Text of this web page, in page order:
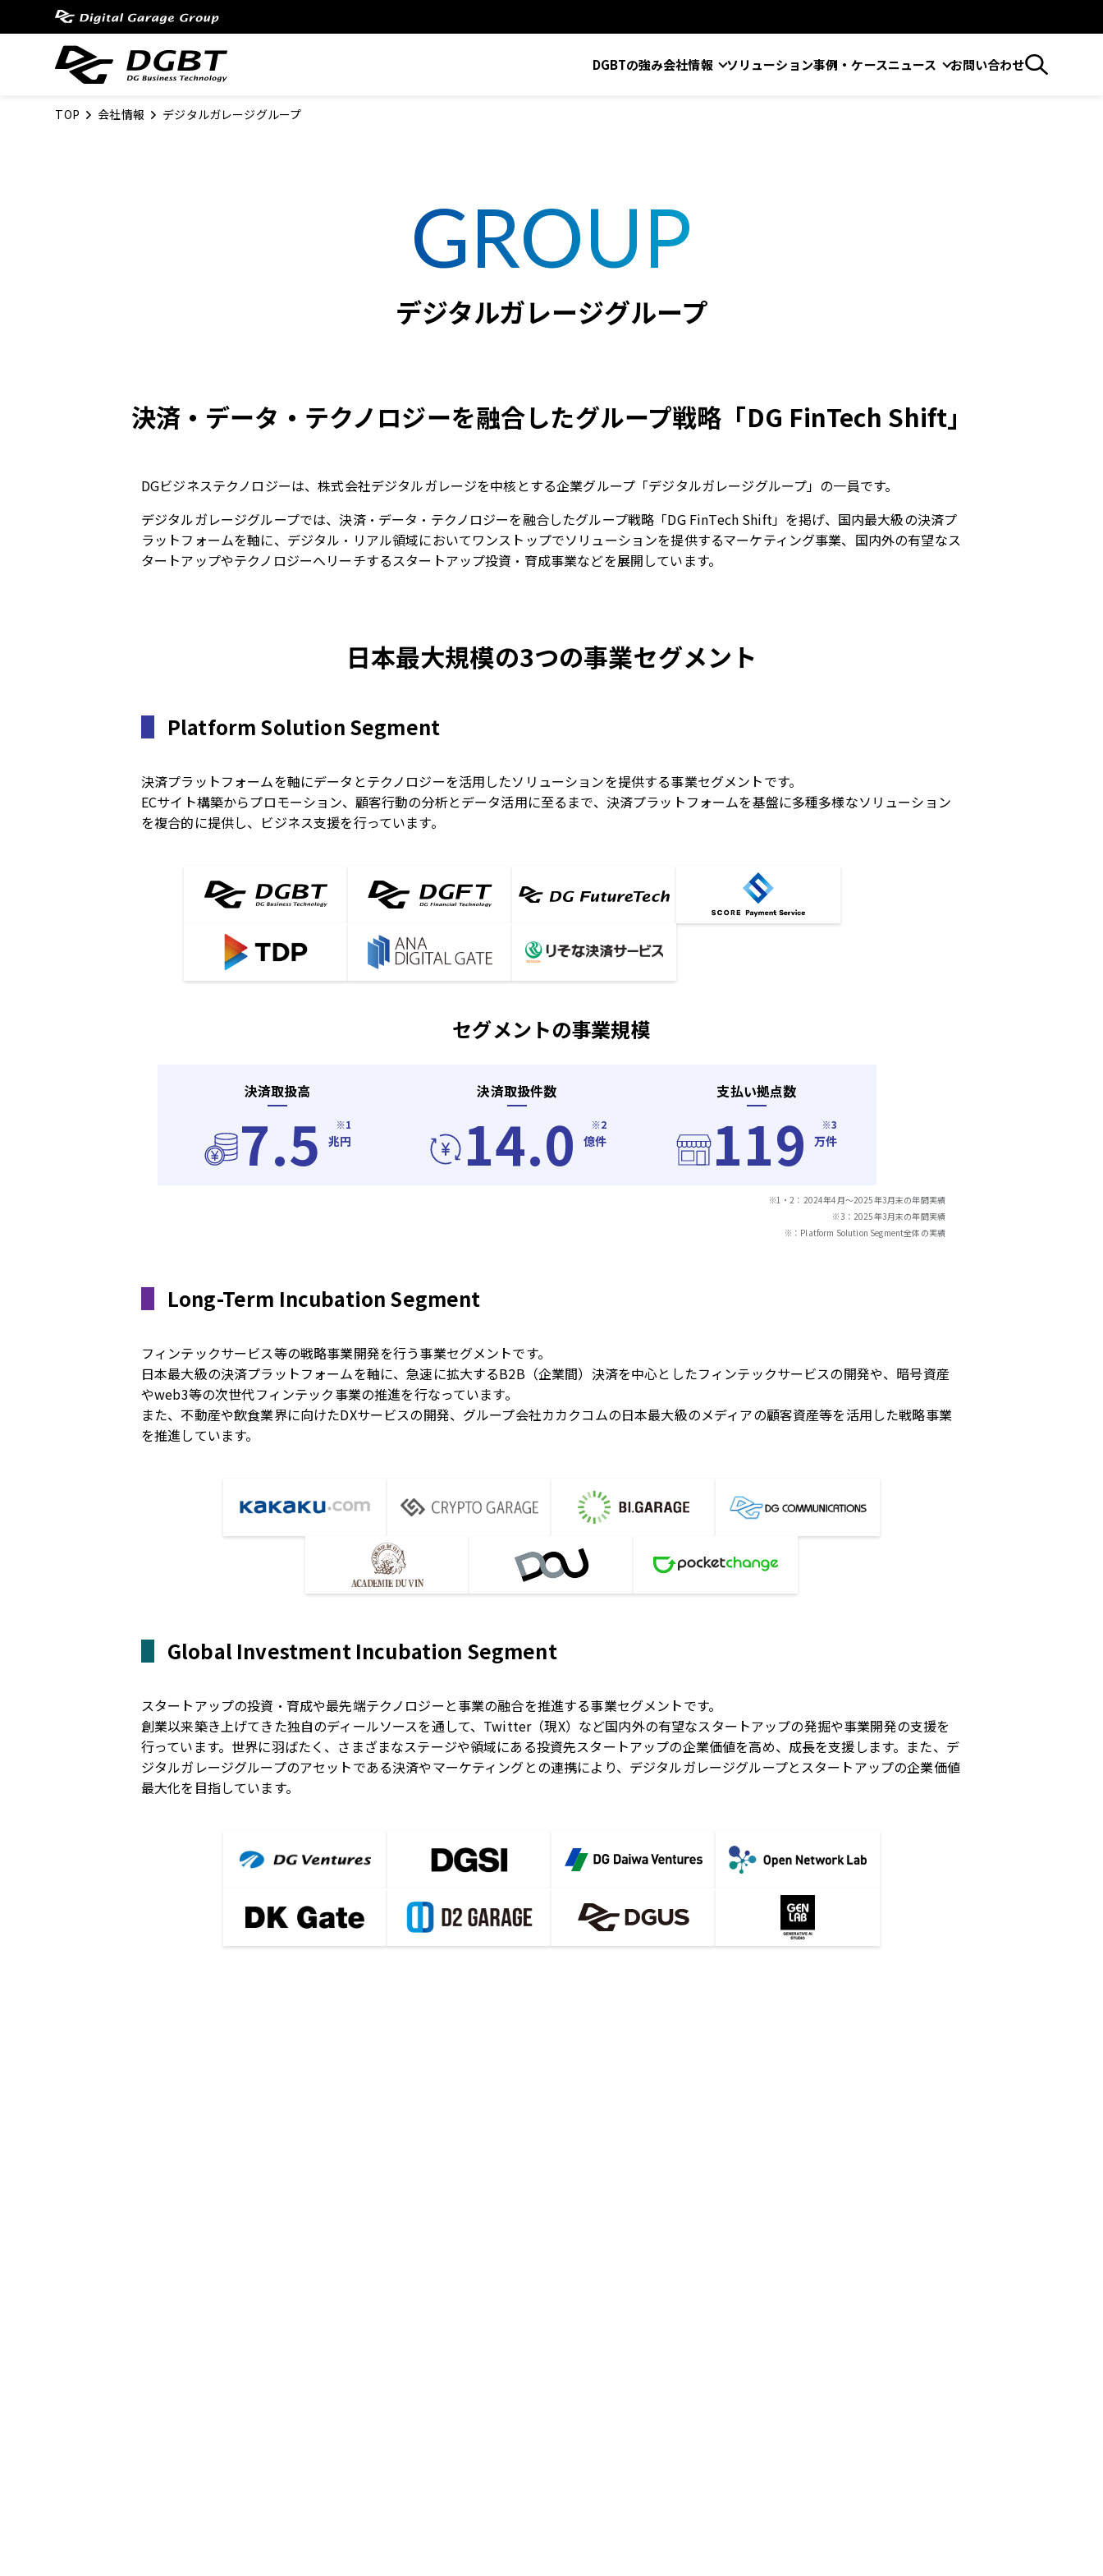
DGBTの強み会社情報 ソリューション事例・ケースニュース お問い合わせ
TOP 会社情報 デジタルガレージグループ
GROUP
デジタルガレージグループ
決済・データ・テクノロジーを融合したグループ戦略「DG FinTech Shift」
DGビジネステクノロジーは、株式会社デジタルガレージを中核とする企業グループ「デジタルガレージグループ」の一員です。
デジタルガレージグループでは、決済・データ・テクノロジーを融合したグループ戦略「DG FinTech Shift」を掲げ、国内最大級の決済プ
ラットフォームを軸に、デジタル・リアル領域においてワンストップでソリューションを提供するマーケティング事業、国内外の有望なス
タートアップやテクノロジーへリーチするスタートアップ投資・育成事業などを展開しています。
日本最大規模の3つの事業セグメント
Platform Solution Segment
決済プラットフォームを軸にデータとテクノロジーを活用したソリューションを提供する事業セグメントです。
ECサイト構築からプロモーション、顧客行動の分析とデータ活用に至るまで、決済プラットフォームを基盤に多種多様なソリューション
を複合的に提供し、ビジネス支援を行っています。
セグメントの事業規模
決済取扱高
7.5 ※1
兆円
決済取扱件数
14.0 ※2
億件
支払い拠点数
119 ※3
万件
※1・2：2024年4月～2025年3月末の年間実績
※3：2025年3月末の年間実績
※：Platform Solution Segment全体の実績
Long-Term Incubation Segment
フィンテックサービス等の戦略事業開発を行う事業セグメントです。
日本最大級の決済プラットフォームを軸に、急速に拡大するB2B（企業間）決済を中心としたフィンテックサービスの開発や、暗号資産
やweb3等の次世代フィンテック事業の推進を行なっています。
また、不動産や飲食業界に向けたDXサービスの開発、グループ会社カカクコムの日本最大級のメディアの顧客資産等を活用した戦略事業
を推進しています。
Global Investment Incubation Segment
スタートアップの投資・育成や最先端テクノロジーと事業の融合を推進する事業セグメントです。
創業以来築き上げてきた独自のディールソースを通して、Twitter（現X）など国内外の有望なスタートアップの発掘や事業開発の支援を
行っています。世界に羽ばたく、さまざまなステージや領域にある投資先スタートアップの企業価値を高め、成長を支援します。また、デ
ジタルガレージグループのアセットである決済やマーケティングとの連携により、デジタルガレージグループとスタートアップの企業価値
最大化を目指しています。